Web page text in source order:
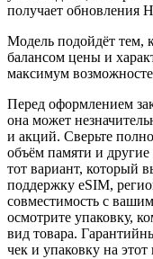
получает обновления
Модель подойдёт тем,
балансом цены и
максимум
Перед оформлением
она может
и акций. Сверьте
объём памяти и
тот вариант, который
поддержку eSIM,
совместимость с
осмотрите упаковку,
вид товара.
чек и упаковку на этот